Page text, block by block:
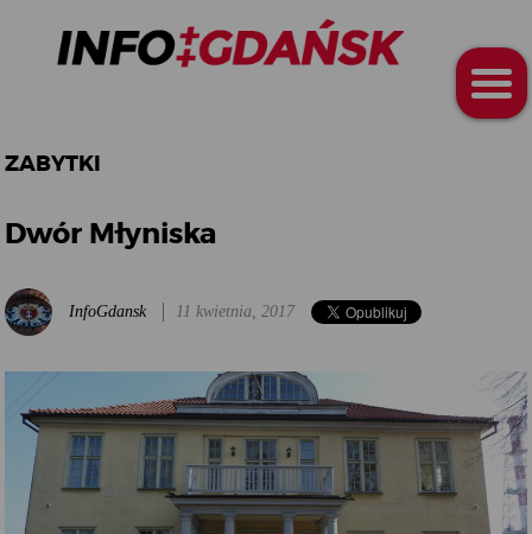
ZABYTKI
Dwór Młyniska
InfoGdansk 11 kwietnia, 2017